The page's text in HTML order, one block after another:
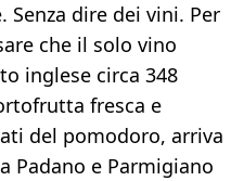
dire dei vini. Per
che il solo vino
inglese circa 348
fresca e
del pomodoro, arriva
Padano e Parmigiano